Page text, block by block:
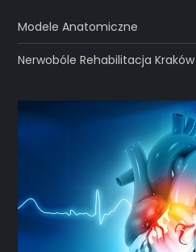
Modele Anatomiczne
Nerwobóle Rehabilitacja Kraków